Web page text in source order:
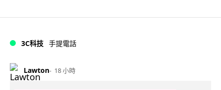
3C科技 手提電話
Lawton 18 小時